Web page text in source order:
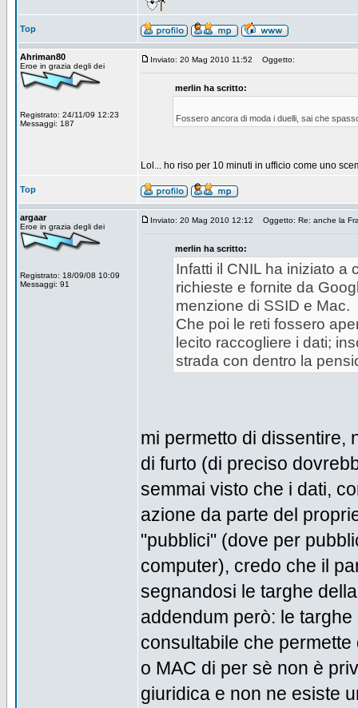
Top
Ahriman80
Eroe in grazia degli dei
Registrato: 24/11/09 12:23
Messaggi: 187
Inviato: 20 Mag 2010 11:52 Oggetto:
merlin ha scritto:
Fossero ancora di moda i duelli, sai che
Lol... ho riso per 10 minuti in ufficio come uno
Top
argaar
Eroe in grazia degli dei
Registrato: 18/09/08 10:09
Messaggi: 91
Inviato: 20 Mag 2010 12:12 Oggetto: Re: anche la
merlin ha scritto:
Infatti il CNIL ha iniziato a
richieste e fornite da
menzione di SSID e Mac.
Che poi le reti fossero
lecito raccogliere i dati;
strada con dentro la
mi permetto di dissentire,
di furto (di preciso
semmai visto che i dati,
azione da parte del
"pubblici" (dove per
computer), credo che il
segnandosi le targhe
addendum però: le
consultabile che
o MAC di per sè non è
giuridica e non ne esiste